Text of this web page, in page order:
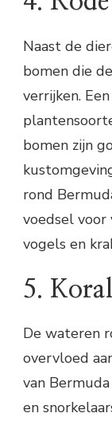
Naast de
bomen die
verrijken.
bomen zijn
rond
voedsel voor
vogels en
5.
De wateren
overvloed
van
en